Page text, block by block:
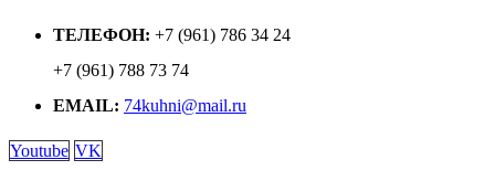
ТЕЛЕФОН: +7 (961) 786 34 24
+7 (961) 788 73 74
EMAIL: 74kuhni@mail.ru
Youtube VK